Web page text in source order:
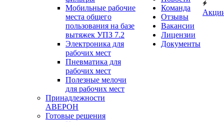
Мобильные рабочие
места общего
пользования на базе
вытяжек УПЗ 7.2
Электроника для
рабочих мест
Пневматика для
рабочих мест
Полезные мелочи
для рабочих мест
Принадлежности
АВЕРОН
Готовые решения
Команда
Отзывы
Вакансии
Лицензии
Документы